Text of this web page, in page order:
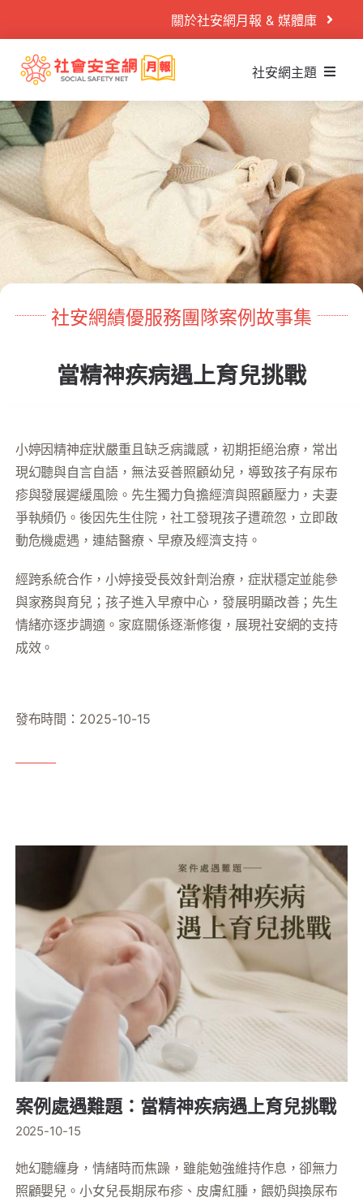
content
關於社安網月報 & 媒體庫
什麼是社安網
社安網運作
社安閱讀室
社安播映室
PODCAST
活動專區
社安網主題
Search
for:
首頁
案例故事
目睹兒少
兒少性剝削
童年逆境
老人憂鬱
性影像
社福中心與脆弱家庭
實(食)物銀行
社安網績優服務團隊案例故事集
當精神疾病遇上育兒挑戰
小婷因精神症狀嚴重且缺乏病識感，初期拒絕治療，常出
現幻聽與自言自語，無法妥善照顧幼兒，導致孩子有尿布
疹與發展遲緩風險。先生獨力負擔經濟與照顧壓力，夫妻
爭執頻仍。後因先生住院，社工發現孩子遭疏忽，立即啟
動危機處遇，連結醫療、早療及經濟支持。
經跨系統合作，小婷接受長效針劑治療，症狀穩定並能參
與家務與育兒；孩子進入早療中心，發展明顯改善；先生
情緒亦逐步調適。家庭關係逐漸修復，展現社安網的支持
成效。
發布時間：2025-10-15
案例處遇難題：當精神疾病遇上育兒挑戰
2025-10-15
她幻聽纏身，情緒時而焦躁，雖能勉強維持作息，卻無力
照顧嬰兒。小女兒長期尿布疹、皮膚紅腫，餵奶與換尿布